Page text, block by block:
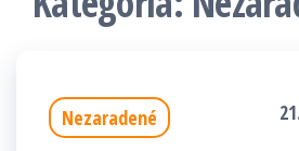
Nezaradené